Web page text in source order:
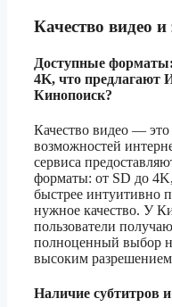
Качество видео и
Доступные
4K, что предлагают
Кинопоиск?
Качество видео — это
возможностей
сервиса
форматы: от SD до
быстрее интуитивно
нужное качество. У
пользователи
полноценный выбор
высоким
Наличие субтитров и